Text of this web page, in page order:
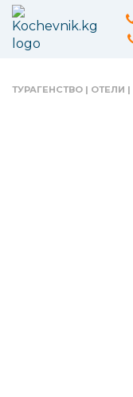
ТУРАГЕНСТВО | ОТЕЛИ |